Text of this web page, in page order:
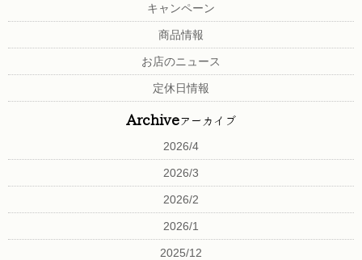
キャンペーン
商品情報
お店のニュース
定休日情報
Archiveアーカイブ
2026/4
2026/3
2026/2
2026/1
2025/12